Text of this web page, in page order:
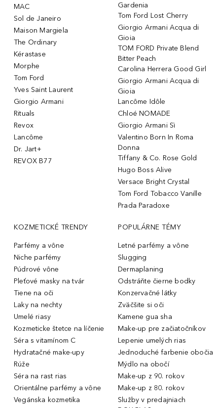
MAC
Sol de Janeiro
Maison Margiela
The Ordinary
Kérastase
Morphe
Tom Ford
Yves Saint Laurent
Giorgio Armani
Rituals
Revox
Lancôme
Dr. Jart+
REVOX B77
Gardenia
Tom Ford Lost Cherry
Giorgio Armani Acqua di
Gioia
TOM FORD Private Blend
Bitter Peach
Carolina Herrera Good Girl
Giorgio Armani Acqua di
Gioia
Lancôme Idôle
Chloé NOMADE
Giorgio Armani Sì
Valentino Born In Roma
Donna
Tiffany & Co. Rose Gold
Hugo Boss Alive
Versace Bright Crystal
Tom Ford Tobacco Vanille
Prada Paradoxe
KOZMETICKÉ TRENDY
Parfémy a vône
Niche parfémy
Púdrové vône
Pleťové masky na tvár
Tiene na oči
Laky na nechty
Umelé riasy
Kozmeticke štetce na líčenie
Séra s vitamínom C
Hydratačné make-upy
Rúže
Séra na rast rias
Orientálne parfémy a vône
Vegánska kozmetika
POPULÁRNE TÉMY
Letné parfémy a vône
Slugging
Dermaplaning
Odstráňte čierne bodky
Konzervačné látky
Zväčšite si oči
Kamene gua sha
Make-up pre začiatočníkov
Lepenie umelých rias
Jednoduché farbenie obočia
Mýdlo na obočí
Make-up z 90. rokov
Make-up z 80. rokov
Služby v predajniach